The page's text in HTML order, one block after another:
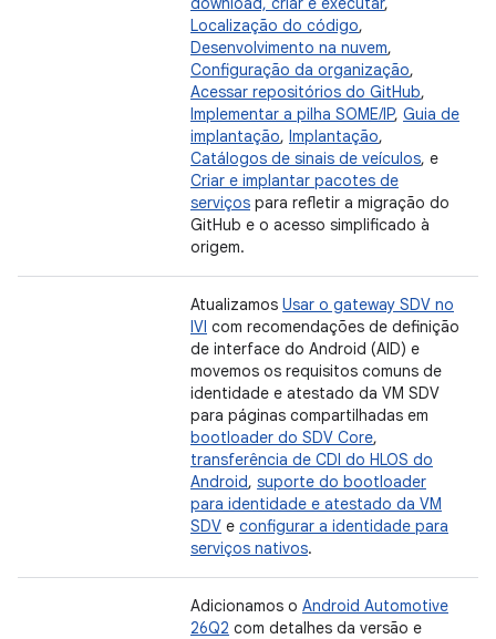
Localização do código,
Desenvolvimento na nuvem,
Configuração da organização,
Acessar repositórios do GitHub,
Implementar a pilha SOME/IP, Guia de
implantação, Implantação,
Catálogos de sinais de veículos, e
Criar e implantar pacotes de
serviços para refletir a migração do
GitHub e o acesso simplificado à
origem.
Atualizamos Usar o gateway SDV no
IVI com recomendações de definição
de interface do Android (AID) e
movemos os requisitos comuns de
identidade e atestado da VM SDV
para páginas compartilhadas em
bootloader do SDV Core,
transferência de CDI do HLOS do
Android, suporte do bootloader
para identidade e atestado da VM
SDV e configurar a identidade para
serviços nativos.
Adicionamos o Android Automotive
26Q2 com detalhes da versão e